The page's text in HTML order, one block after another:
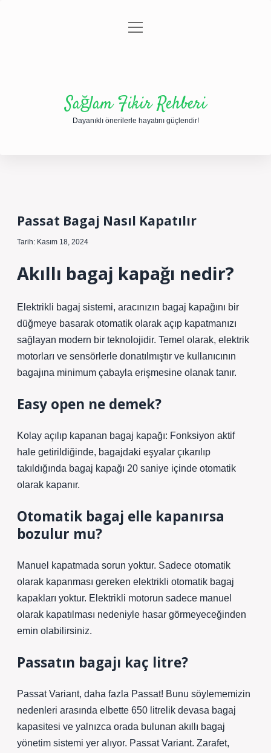
Gizlilik Politikası
menüyü
Sağlam Fikir Rehberi
Dayanıklı önerilerle hayatını güçlendir!
Passat Bagaj Nasıl Kapatılır
Tarih: Kasım 18, 2024
Akıllı bagaj kapağı nedir?
Elektrikli bagaj sistemi, aracınızın bagaj kapağını bir
düğmeye basarak otomatik olarak açıp kapatmanızı
sağlayan modern bir teknolojidir. Temel olarak, elektrik
motorları ve sensörlerle donatılmıştır ve kullanıcının
bagajına minimum çabayla erişmesine olanak tanır.
Easy open ne demek?
Kolay açılıp kapanan bagaj kapağı: Fonksiyon aktif
hale getirildiğinde, bagajdaki eşyalar çıkarılıp
takıldığında bagaj kapağı 20 saniye içinde otomatik
olarak kapanır.
Otomatik bagaj elle kapanırsa
bozulur mu?
Manuel kapatmada sorun yoktur. Sadece otomatik
olarak kapanması gereken elektrikli otomatik bagaj
kapakları yoktur. Elektrikli motorun sadece manuel
olarak kapatılması nedeniyle hasar görmeyeceğinden
emin olabilirsiniz.
Passatın bagajı kaç litre?
Passat Variant, daha fazla Passat! Bunu söylememizin
nedenleri arasında elbette 650 litrelik devasa bagaj
kapasitesi ve yalnızca orada bulunan akıllı bagaj
yönetim sistemi yer alıyor. Passat Variant. Zarafet,